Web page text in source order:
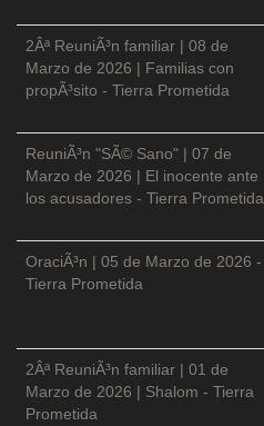
2Âª ReuniÃ³n familiar | 08 de
Marzo de 2026 | Familias con
propÃ³sito - Tierra Prometida
ReuniÃ³n "SÃ© Sano" | 07 de
Marzo de 2026 | El inocente ante
los acusadores - Tierra Prometida
OraciÃ³n | 05 de Marzo de 2026 -
Tierra Prometida
2Âª ReuniÃ³n familiar | 01 de
Marzo de 2026 | Shalom - Tierra
Prometida